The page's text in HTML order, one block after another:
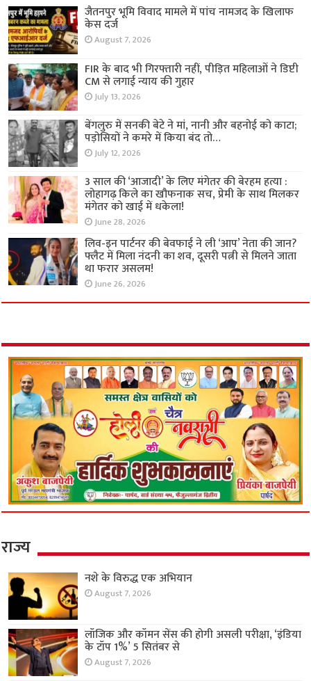
जैतनपुर भूमि विवाद मामले में पांच नामजद के खिलाफ
केस दर्ज
August 7, 2026
FIR के बाद भी गिरफ्तारी नहीं, पीड़ित महिलाओं ने डिप्टी
CM से लगाई न्याय की गुहार
July 13, 2026
बेंगलुरु में सनकी बेटे ने मां, नानी और बहनोई को काटा;
पड़ोसियों ने कमरे में किया बंद तो…
July 12, 2026
3 साल की ‘आजादी’ के लिए मंगेतर की बेरहम हत्या :
लोहागढ़ किले का खौफनाक सच, प्रेमी के साथ मिलकर
मंगेतर को खाई में धकेला!
June 28, 2026
लिव-इन पार्टनर की बेवफाई ने ली ‘आप’ नेता की जान?
फ्लैट में मिला नंदनी का शव, दूसरी पत्नी से मिलने जाता
था फरार असलम!
June 26, 2026
राज्य
नशे के विरुद्ध एक अभियान
August 7, 2026
लॉजिक और कॉमन सेंस की होगी असली परीक्षा, ‘इंडिया
के टॉप 1%’ 5 सितंबर से
August 7, 2026